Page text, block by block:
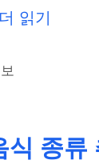
더 읽기
식 종류